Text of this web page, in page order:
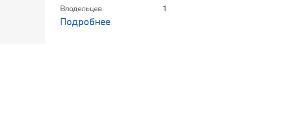
Владельцев
1
Подробнее